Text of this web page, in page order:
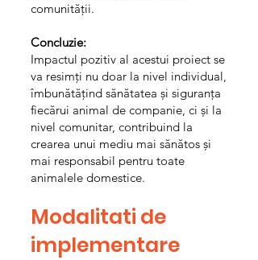
comunității.
Concluzie:
Impactul pozitiv al acestui proiect se
va resimți nu doar la nivel individual,
îmbunătățind sănătatea și siguranța
fiecărui animal de companie, ci și la
nivel comunitar, contribuind la
crearea unui mediu mai sănătos și
mai responsabil pentru toate
animalele domestice.
Modalitati de
implementare